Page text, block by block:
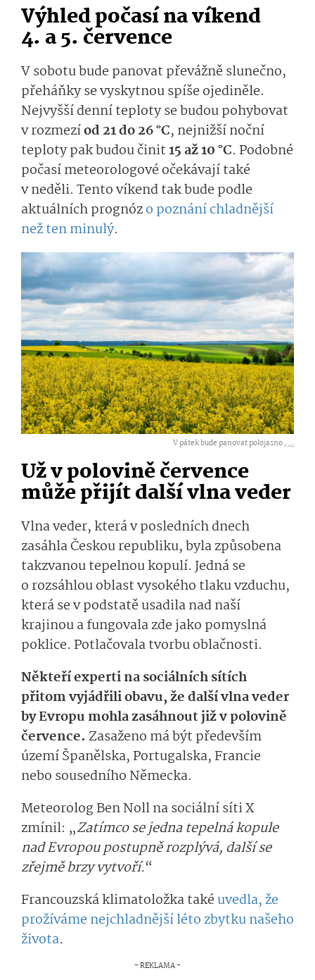
Výhled počasí na víkend
4. a 5. července
V sobotu bude panovat převážně slunečno,
přeháňky se vyskytnou spíše ojediněle.
Nejvyšší denní teploty se budou pohybovat
v rozmezíod 21 do 26 °C, nejnižší noční
teploty pak budou činit15 až 10 °C. Podobné
počasí meteorologové očekávají také
v neděli. Tento víkend tak bude podle
aktuálních prognózo poznání chladnější
než ten minulý.
V pátek bude panovat polojasno ,...
Už v polovině července
může přijít další vlna veder
Vlna veder, která v posledních dnech
zasáhla Českou republiku, byla způsobena
takzvanou tepelnou kopulí. Jedná se
o rozsáhlou oblast vysokého tlaku vzduchu,
která se v podstatě usadila nad naší
krajinou a fungovala zde jako pomyslná
poklice. Potlačovala tvorbu oblačnosti.
Někteří experti na sociálních sítích
přitom vyjádřili obavu, že další vlna veder
by Evropu mohla zasáhnout již v polovině
července. Zasaženo má být především
území Španělska, Portugalska, Francie
nebo sousedního Německa.
Meteorolog Ben Noll na sociální síti X
zmínil: „Zatímco se jedna tepelná kopule
nad Evropou postupně rozplývá, další se
zřejmě brzy vytvoří.“
Francouzská klimatoložka takéuvedla, že
prožíváme nejchladnější léto zbytku našeho
života.